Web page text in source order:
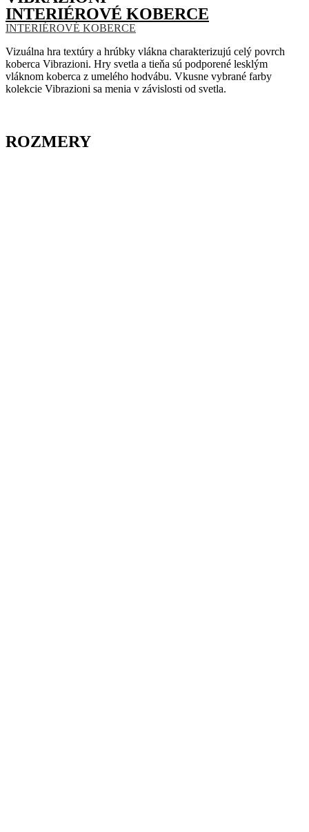
INTERIÉROVÉ KOBERCE
INTERIÉROVÉ KOBERCE
Vizuálna hra textúry a hrúbky vlákna charakterizujú celý povrch
koberca Vibrazioni. Hry svetla a tieňa sú podporené lesklým
vláknom koberca z umelého hodvábu. Vkusne vybrané farby
kolekcie Vibrazioni sa menia v závislosti od svetla.
ROZMERY